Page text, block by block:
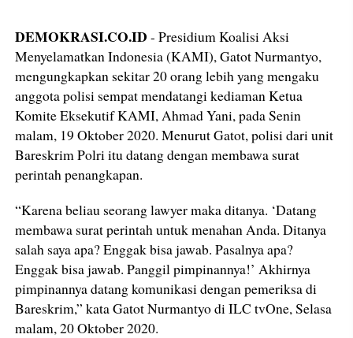
DEMOKRASI.CO.ID - Presidium Koalisi Aksi
Menyelamatkan Indonesia (KAMI), Gatot Nurmantyo,
mengungkapkan sekitar 20 orang lebih yang mengaku
anggota polisi sempat mendatangi kediaman Ketua
Komite Eksekutif KAMI, Ahmad Yani, pada Senin
malam, 19 Oktober 2020. Menurut Gatot, polisi dari unit
Bareskrim Polri itu datang dengan membawa surat
perintah penangkapan.
“Karena beliau seorang lawyer maka ditanya. ‘Datang
membawa surat perintah untuk menahan Anda. Ditanya
salah saya apa? Enggak bisa jawab. Pasalnya apa?
Enggak bisa jawab. Panggil pimpinannya!’ Akhirnya
pimpinannya datang komunikasi dengan pemeriksa di
Bareskrim,” kata Gatot Nurmantyo di ILC tvOne, Selasa
malam, 20 Oktober 2020.